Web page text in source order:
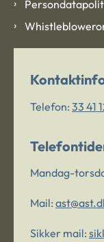
Telefon: 33 41
Mandag-
Mail:
Sikker mail: